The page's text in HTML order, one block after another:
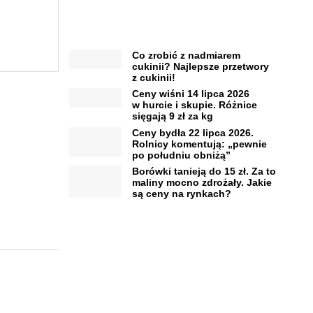
Co zrobić z nadmiarem
cukinii? Najlepsze przetwory
z cukinii!
Ceny wiśni 14 lipca 2026
w hurcie i skupie. Różnice
sięgają 9 zł za kg
Ceny bydła 22 lipca 2026.
Rolnicy komentują: „pewnie
po południu obniżą”
Borówki tanieją do 15 zł. Za to
maliny mocno zdrożały. Jakie
są ceny na rynkach?